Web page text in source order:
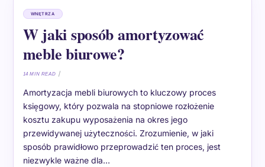
WNĘTRZA
W jaki sposób amortyzować
meble biurowe?
14 MIN READ
Amortyzacja mebli biurowych to kluczowy proces
księgowy, który pozwala na stopniowe rozłożenie
kosztu zakupu wyposażenia na okres jego
przewidywanej użyteczności. Zrozumienie, w jaki
sposób prawidłowo przeprowadzić ten proces, jest
niezwykle ważne dla…